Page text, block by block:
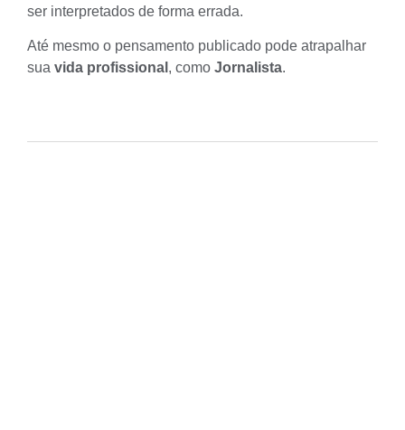
ser interpretados de forma errada.
Até mesmo o pensamento publicado pode atrapalhar
sua vida profissional , como Jornalista.